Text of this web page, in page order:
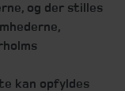
og der stilles
kan opfyldes